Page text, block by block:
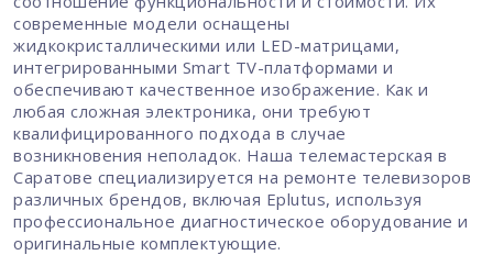
современные модели оснащены
жидкокристаллическими или LED-матрицами,
интегрированными Smart TV-платформами и
обеспечивают качественное изображение. Как и
любая сложная электроника, они требуют
квалифицированного подхода в случае
возникновения неполадок. Наша телемастерская в
Саратове специализируется на ремонте телевизоров
различных брендов, включая Eplutus, используя
профессиональное диагностическое оборудование и
оригинальные комплектующие.